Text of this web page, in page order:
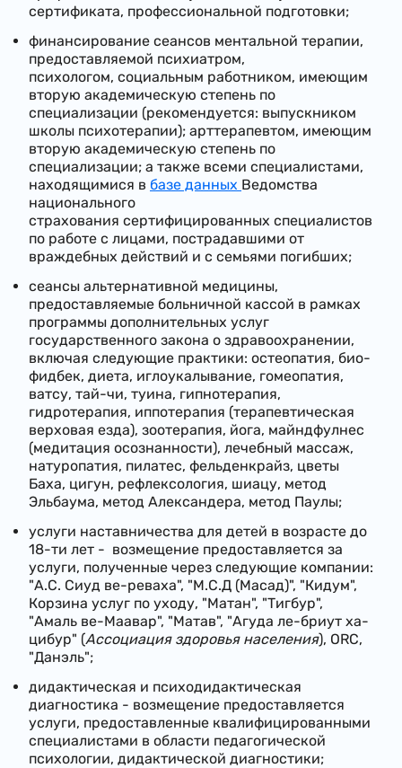
сертификата, профессиональной подготовки;
финансирование сеансов ментальной терапии,
предоставляемой психиатром,
психологом, социальным работником, имеющим
вторую академическую степень по
специализации (рекомендуется: выпускником
школы психотерапии); арттерапевтом, имеющим
вторую академическую степень по
специализации; а также всеми специалистами,
находящимися в базе данных Ведомства
национального
страхования сертифицированных специалистов
по работе с лицами, пострадавшими от
враждебных действий и с семьями погибших;
сеансы альтернативной медицины,
предоставляемые больничной кассой в рамках
программы дополнительных услуг
государственного закона о здравоохранении,
включая следующие практики: остеопатия, био-
фидбек, диета, иглоукалывание, гомеопатия,
ватсу, тай-чи, туина, гипнотерапия,
гидротерапия, иппотерапия (терапевтическая
верховая езда), зоотерапия, йога, майндфулнес
(медитация осознанности), лечебный массаж,
натуропатия, пилатес, фельденкрайз, цветы
Баха, цигун, рефлексология, шиацу, метод
Эльбаума, метод Александера, метод Паулы;
услуги наставничества для детей в возрасте до
18-ти лет - возмещение предоставляется за
услуги, полученные через следующие компании:
"А.С. Сиуд ве-реваха", "М.С.Д (Масад)", "Кидум",
Корзина услуг по уходу, "Матан", "Тигбур",
"Амаль ве-Маавар", "Матав", "Агуда ле-бриут ха-
цибур" (Ассоциация здоровья населения), ORC,
"Данэль";
дидактическая и психодидактическая
диагностика - возмещение предоставляется
услуги, предоставленные квалифицированными
специалистами в области педагогической
психологии, дидактической диагностики;